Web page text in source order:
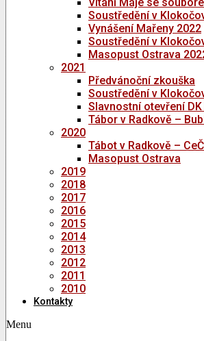
Soustředění v
Vynášení Mařeny 2022
Soustředění v
Masopust Ostrava
2021
Předvánoční zkouška
Soustředění v
Slavnostní otevření DK
Tábor v Radkově –
2020
Tábot v Radkově –
Masopust Ostrava
2019
2018
2017
2016
2015
2014
2013
2012
2011
2010
Kontakty
Menu